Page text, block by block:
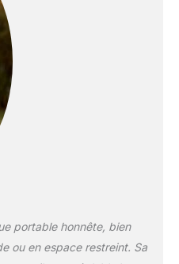
portable honnête, bien
ou en espace restreint. Sa